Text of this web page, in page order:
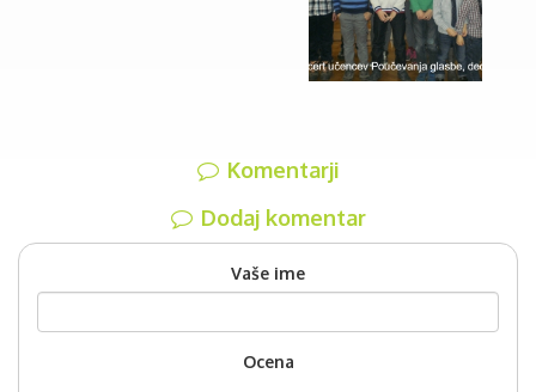
Komentarji
Dodaj komentar
Vaše ime
Ocena